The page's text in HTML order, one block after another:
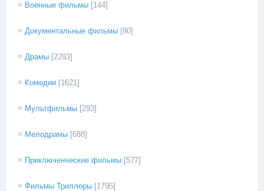
Военные фильмы [144]
Документальные фильмы [80]
Драмы [2283]
Комедии [1621]
Мультфильмы [293]
Мелодрамы [688]
Приключенческие фильмы [577]
Фильмы Триллеры [1795]